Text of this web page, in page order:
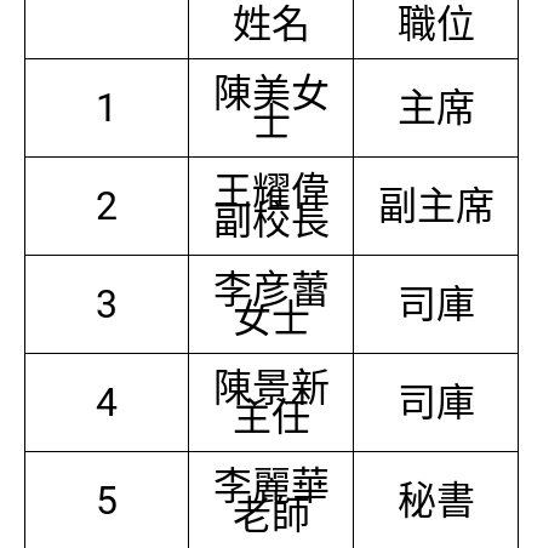
姓名
職位
1
陳美女
士 主席
2 王耀偉
副校長 副主席
3 李彦蕾
女士 司庫
4 陳景新
主任 司庫
5 李麗華
老師 秘書